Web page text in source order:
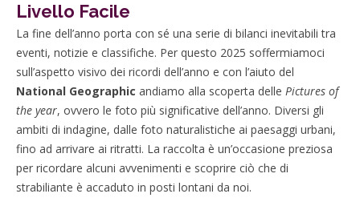
Livello Facile
La fine dell’anno porta con sé una serie di bilanci inevitabili tra
eventi, notizie e classifiche. Per questo 2025 soffermiamoci
sull’aspetto visivo dei ricordi dell’anno e con l’aiuto del
National Geographic andiamo alla scoperta delle Pictures of
the year, ovvero le foto più significative dell’anno. Diversi gli
ambiti di indagine, dalle foto naturalistiche ai paesaggi urbani,
fino ad arrivare ai ritratti. La raccolta è un’occasione preziosa
per ricordare alcuni avvenimenti e scoprire ciò che di
strabiliante è accaduto in posti lontani da noi.